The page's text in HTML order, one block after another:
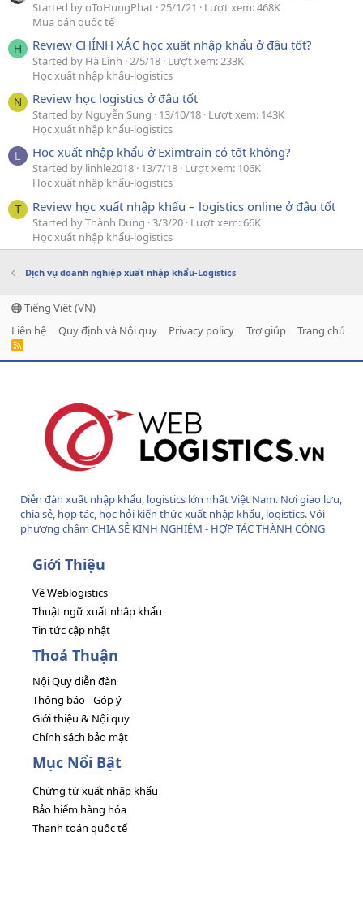
Started by oToHungPhat 25/1/21
Lượt xem: 468K
Mua bán quốc tế
H Review CHÍNH XÁC học xuất nhập khẩu ở đâu tốt?
Started by Hà Linh 2/5/18 Lượt xem: 233K
Học xuất nhập khẩu-logistics
N Review học logistics ở đâu tốt
Started by Nguyễn Sung 13/10/18 Lượt xem: 143K
Học xuất nhập khẩu-logistics
L Học xuất nhập khẩu ở Eximtrain có tốt không?
Started by linhle2018 13/7/18 Lượt xem: 106K
Học xuất nhập khẩu-logistics
T Review học xuất nhập khẩu – logistics online ở đâu tốt
Started by Thành Dung 3/3/20 Lượt xem: 66K
Học xuất nhập khẩu-logistics
Dịch vụ doanh nghiệp xuất nhập khẩu-Logistics
Tiếng Việt (VN)
Liên hệ
Quy định và Nội quy Privacy policy Trợ giúp Trang chủ
R
Diễn đàn xuất nhập khẩu, logistics lớn nhất Việt Nam. Nơi giao lưu,
chia sẻ, hợp tác, học hỏi kiến thức xuất nhập khẩu, logistics. Với
phương châm CHIA SẺ KINH NGHIỆM - HỢP TÁC THÀNH CÔNG
Giới Thiệu
Về Weblogistics
Thuật ngữ xuất nhập khẩu
Tin tức cập nhật
Thoả Thuận
Nội Quy diễn đàn
Thông báo - Góp ý
Giới thiệu & Nội quy
Chính sách bảo mật
Mục Nổi Bật
Chứng từ xuất nhập khẩu
Bảo hiểm hàng hóa
Thanh toán quốc tế